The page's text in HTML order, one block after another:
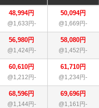
48,994円
@1,633円-
50,094円
@1,669円-
56,980円
@1,424円-
58,080円
@1,452円-
60,610円
@1,212円-
61,710円
@1,234円-
68,596円
@1,144円-
69,696円
@1,161円-